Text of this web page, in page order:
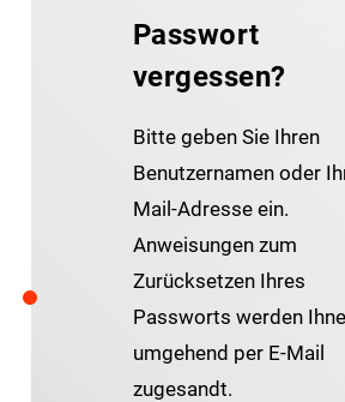
Passwort
vergessen?
Bitte geben Sie Ihren
Benutzernamen oder
Mail-Adresse ein.
Anweisungen zum
Zurücksetzen Ihres
Passworts werden
umgehend per E-Mail
zugesandt.